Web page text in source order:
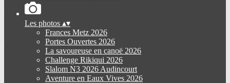
Les photos ▴▾
Frances Metz 2026
Portes Ouvertes 2026
La savoureuse en canoë 2026
Challenge Rikiqui 2026
Slalom N3 2026 Audincourt
Aventure en Eaux Vives 2026